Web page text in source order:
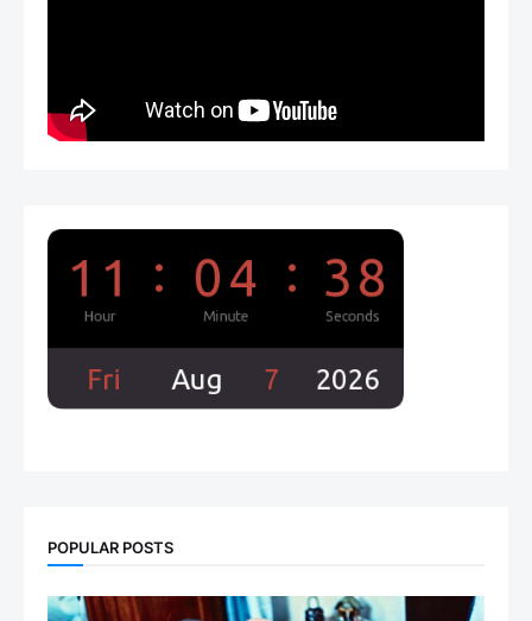
POPULAR POSTS